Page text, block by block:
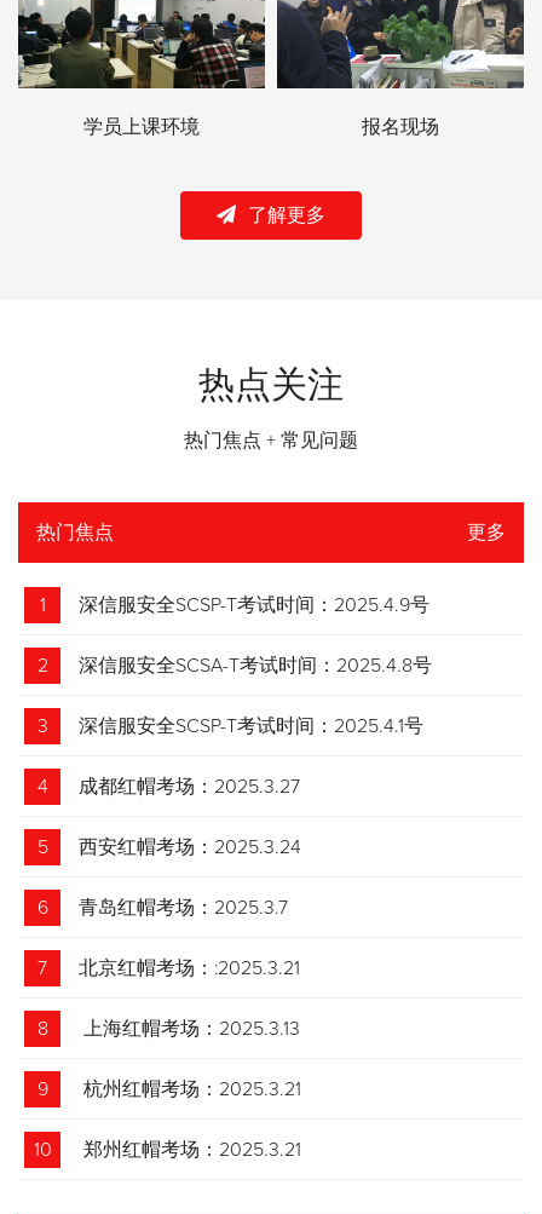
学员上课环境 报名现场
了解更多
热点关注
热门焦点 + 常见问题
热门焦点 更多
1 深信服安全SCSP-T考试时间：2025.4.9号
2 深信服安全SCSA-T考试时间：2025.4.8号
3 深信服安全SCSP-T考试时间：2025.4.1号
4 成都红帽考场：2025.3.27
5 西安红帽考场：2025.3.24
6 青岛红帽考场：2025.3.7
7 北京红帽考场：:2025.3.21
8 上海红帽考场：2025.3.13
9 杭州红帽考场：2025.3.21
10 郑州红帽考场：2025.3.21